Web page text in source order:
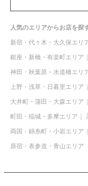
人気のエリアからお店を探
新宿・代々木・大久保エリ
銀座・新橋・有楽町エリア
神田・秋葉原・水道橋エリ
上野・浅草・日暮里エリア
大井町・蒲田・大森エリア
町田・稲城・多摩エリア
両国・錦糸町・小岩エリア
原宿・表参道・青山エリア